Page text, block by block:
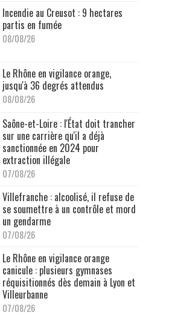
Incendie au Creusot : 9 hectares
partis en fumée
08/08/26
Le Rhône en vigilance orange,
jusqu'à 36 degrés attendus
08/08/26
Saône-et-Loire : l'État doit trancher
sur une carrière qu'il a déjà
sanctionnée en 2024 pour
extraction illégale
07/08/26
Villefranche : alcoolisé, il refuse de
se soumettre à un contrôle et mord
un gendarme
07/08/26
Le Rhône en vigilance orange
canicule : plusieurs gymnases
réquisitionnés dès demain à Lyon et
Villeurbanne
07/08/26